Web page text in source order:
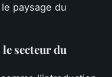
paysage du
secteur du